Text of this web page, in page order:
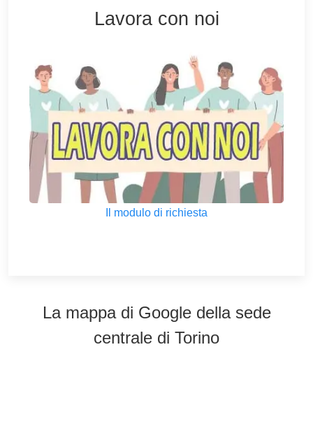
Lavora con noi
Il modulo di richiesta
La mappa di Google della sede
centrale di Torino